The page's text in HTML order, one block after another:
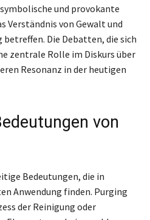
und provokante
Verständnis von Gewalt und
Die Debatten, die sich
zentrale Rolle im Diskurs über
Resonanz in der heutigen
von
Bedeutungen, die in
Anwendung finden. Purging
der Reinigung oder